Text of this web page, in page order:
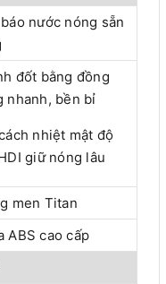
nước nóng sẵn
đốt bằng đồng
nhanh, bền bỉ
nhiệt mật độ
giữ nóng lâu
men Titan
ABS cao cấp